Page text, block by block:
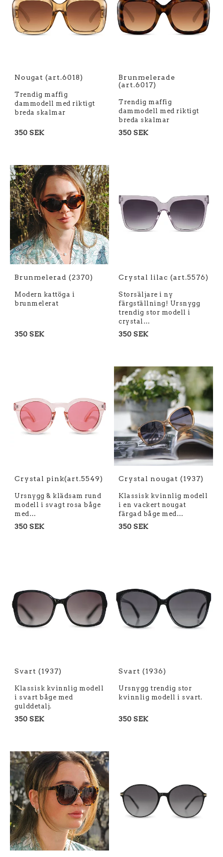
Nougat (art.6018)
Trendig maffig
dammodell med riktigt
breda skalmar
350 SEK
Brunmelerade
(art.6017)
Trendig maffig
dammodell med riktigt
breda skalmar
350 SEK
Brunmelerad (2370)
Modern kattöga i
brunmelerat
350 SEK
Crystal lilac (art.5576)
Storsäljare i ny
färgställning! Ursnygg
trendig stor modell i
crystal…
350 SEK
Crystal pink(art.5549)
Ursnygg & klädsam rund
modell i svagt rosa båge
med…
350 SEK
Crystal nougat (1937)
Klassisk kvinnlig modell
i en vackert nougat
färgad båge med…
350 SEK
Svart (1937)
Klassisk kvinnlig modell
i svart båge med
gulddetalj.
350 SEK
Svart (1936)
Ursnygg trendig stor
kvinnlig modell i svart.
350 SEK